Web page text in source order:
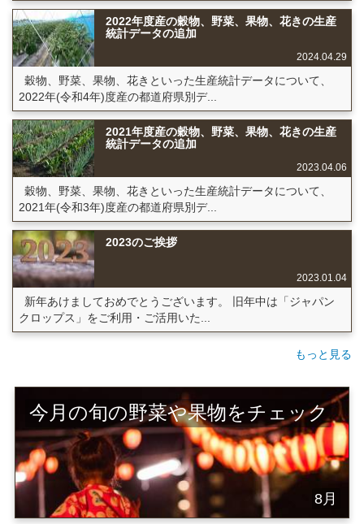
2022年度産の穀物、野菜、果物、花きの生産
統計データの追加
2024.04.29
穀物、野菜、果物、花きといった生産統計データについて、
2022年(令和4年)度産の都道府県別デ...
2021年度産の穀物、野菜、果物、花きの生産
統計データの追加
2023.04.06
穀物、野菜、果物、花きといった生産統計データについて、
2021年(令和3年)度産の都道府県別デ...
2023のご挨拶
2023.01.04
新年あけましておめでとうございます。 旧年中は「ジャパン
クロップス」をご利用・ご活用いた...
もっと見る
今月の旬の野菜や果物をチェック
8月